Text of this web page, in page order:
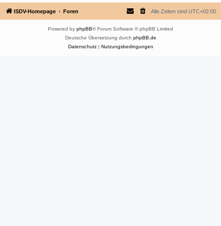
ISDV-Homepage Foren Alle Zeiten sind UTC+02:00
Powered by phpBB® Forum Software © phpBB Limited
Deutsche Übersetzung durch phpBB.de
Datenschutz| Nutzungsbedingungen